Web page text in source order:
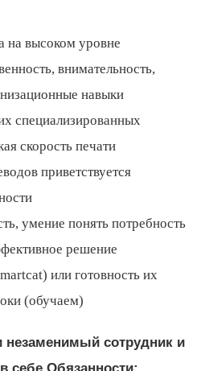
на высоком уровне
внимательность,
навыки
специализированных
скорость печати
приветствуется
умение понять потребность
решение
или готовность их
(обучаем)
сотрудник и